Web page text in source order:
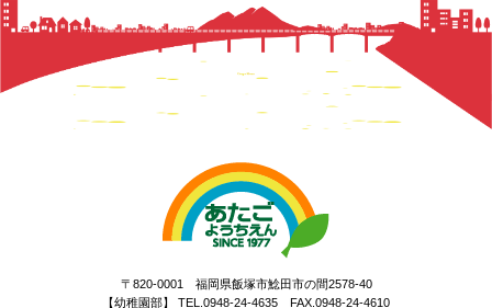
〒820-0001 福岡県飯塚市鯰田市の間2578-40
【幼稚園部】 TEL.0948-24-4635 FAX.0948-24-4610